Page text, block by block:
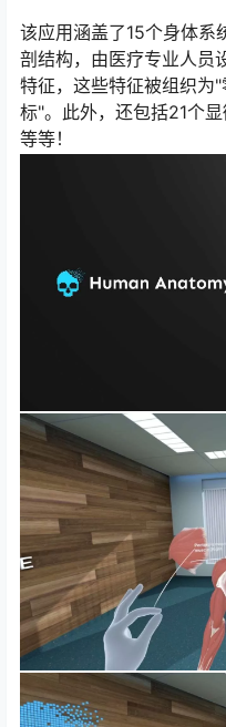
该应用涵盖了15个身体系
剖结构，由医疗专业人员
特征，这些特征被组织为
标"。此外，还包括21个
等等！